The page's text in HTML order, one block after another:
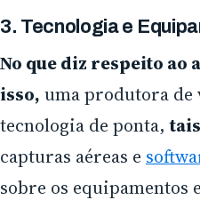
3. Tecnologia e
No que diz respeito ao
isso, uma produtora de
tecnologia de ponta,
capturas aéreas e
sobre os equipamentos